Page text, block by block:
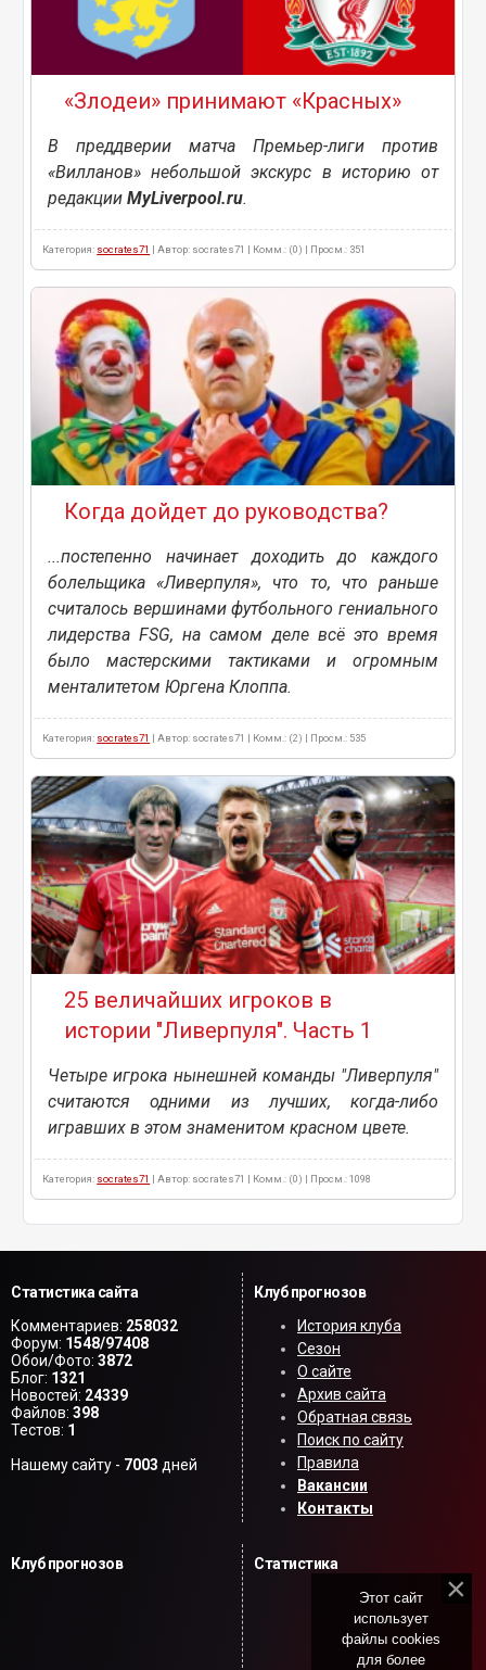
«Злодеи» принимают «Красных»
В преддверии матча Премьер-лиги против
«Вилланов» небольшой экскурс в историю от
редакцииMyLiverpool.ru.
Категория: socrates71 | Автор: socrates71 | Комм.: (0) | Просм.: 351
Когда дойдет до руководства?
...постепенно начинает доходить до каждого
болельщика «Ливерпуля», что то, что раньше
считалось вершинами футбольного гениального
лидерства FSG, на самом деле всё это время
было мастерскими тактиками и огромным
менталитетом Юргена Клоппа.
Категория: socrates71 | Автор: socrates71 | Комм.: (2) | Просм.: 535
25 величайших игроков в
истории "Ливерпуля". Часть 1
Четыре игрока нынешней команды "Ливерпуля"
считаются одними из лучших, когда-либо
игравших в этом знаменитом красном цвете.
Категория: socrates71 | Автор: socrates71 | Комм.: (0) | Просм.: 1098
Статистика сайта
Комментариев: 258032
Форум: 1548/97408
Обои/Фото: 3872
Блог: 1321
Новостей: 24339
Файлов: 398
Тестов: 1
Нашему сайту - 7003 дней
Клуб прогнозов
История клуба
Сезон
О сайте
Архив сайта
Обратная связь
Поиск по сайту
Правила
Вакансии
Контакты
Клуб прогнозов Статистика
Этот сайт
использует
файлы cookies
для более